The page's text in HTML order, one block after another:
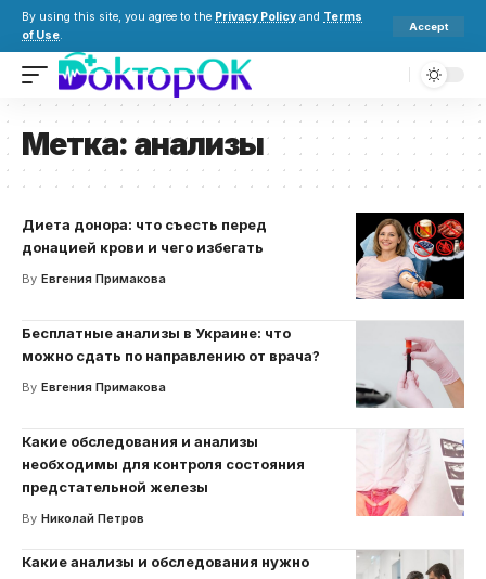
By using this site, you agree to the Privacy Policy and Terms
of Use.
Accept
Метка: анализы
Диета донора: что съесть перед
донацией крови и чего избегать
By Евгения Примакова
Бесплатные анализы в Украине: что
можно сдать по направлению от врача?
By Евгения Примакова
Какие обследования и анализы
необходимы для контроля состояния
предстательной железы
By Николай Петров
Какие анализы и обследования нужно